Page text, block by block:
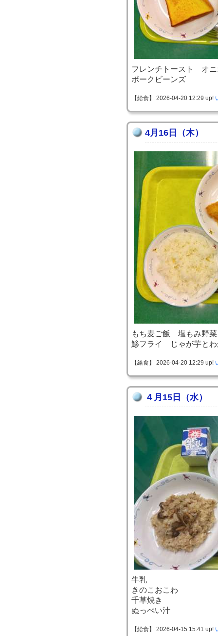
フレンチトースト オニ
ポークビーンズ
【給食】 2026-04-20 12:29 up!
4月16日（木）
もち麦ご飯 塩もみ野菜
鯵フライ じゃが芋とわ
【給食】 2026-04-20 12:29 up!
４月15日（水）
牛乳
きのこおこわ
千草焼き
ぬっぺい汁
【給食】 2026-04-15 15:41 up!